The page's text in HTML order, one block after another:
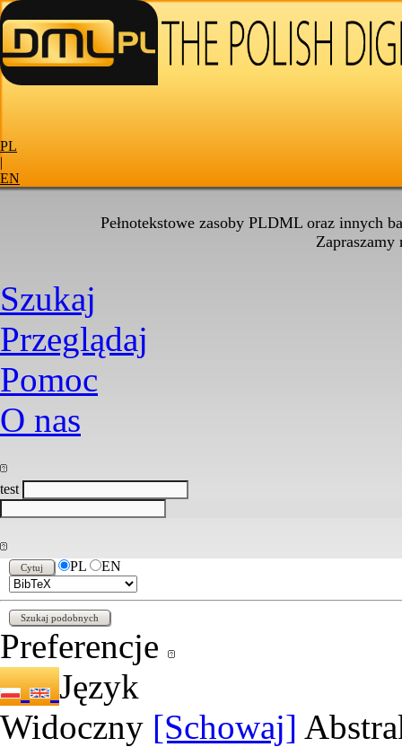
PL
|
EN
Pełnotekstowe zasoby PLDML oraz innych
Zapraszamy
Szukaj
Przeglądaj
Pomoc
O nas
test
PL EN
Preferencje
Język
Widoczny [Schowaj]